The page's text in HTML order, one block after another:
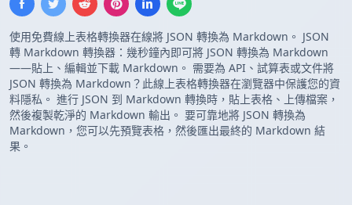
使用免費線上表格轉換器在線將 JSON 轉換為 Markdown。 JSON
轉 Markdown 轉換器：幾秒鐘內即可將 JSON 轉換為 Markdown
——貼上、編輯並下載 Markdown。 需要為 API、試算表或文件將
JSON 轉換為 Markdown？此線上表格轉換器在瀏覽器中保護您的資
料隱私。 進行 JSON 到 Markdown 轉換時，貼上表格、上傳檔案，
然後複製乾淨的 Markdown 輸出。 要可靠地將 JSON 轉換為
Markdown，您可以先預覽表格，然後匯出最終的 Markdown 結
果。